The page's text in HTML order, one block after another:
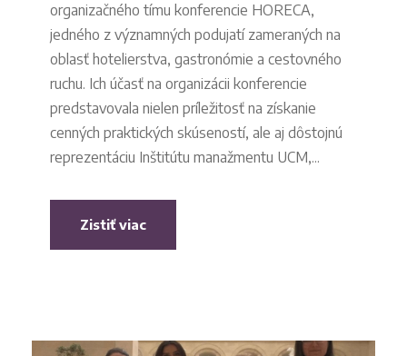
organizačného tímu konferencie HORECA,
jedného z významných podujatí zameraných na
oblasť hotelierstva, gastronómie a cestovného
ruchu. Ich účasť na organizácii konferencie
predstavovala nielen príležitosť na získanie
cenných praktických skúseností, ale aj dôstojnú
reprezentáciu Inštitútu manažmentu UCM,...
Zistiť viac